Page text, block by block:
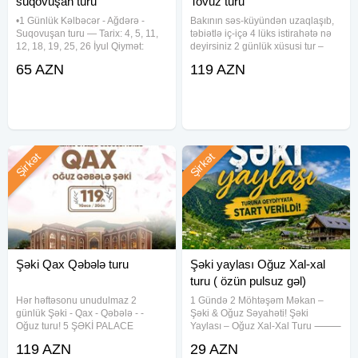
* Şəki şirniyyat evləri
Qax – İlisu
* Ramrama şəlaləsi (offroad: +7 AZN)
Zaqatala
* Şəhər gəzintisi
* Alban kilsəsi (XIX əsr)
* Qala düzü
Mingəçevir
* Kür çayında gəmi gəzintisi (əlavə: 5 AZN)
Toplanış yeri:
Gənclik metrosu çıxışı
•1 Günlük Kəlbəcər - Ağdərə -
Suqovuşan turu — Tarix: 4, 5, 11,
12, 18, 19, 25, 26 İyul Qiymət:
paket: 70 azn — Qiymətə daxildir:
65 AZN
Bakının səs-küyündən uzaqlaşıb,
təbiətlə iç-içə 4 lüks istirahətə nə
deyirsiniz 2 günlük xüsusi tur –
gözləyir! Seçim sizin, xidməti bizə
119 AZN
Şəki Qax Qəbələ turu
Hər həftəsonu unudulmaz 2
günlük Şəki - Qax - Qəbələ - -
Oğuz turu! 5 ŞƏKİ PALACE
gözləyir! Seçimi siz edin, xidməti
Şirkət
119 AZN
Şəki yaylası Oğuz Xal-xal
turu ( özün pulsuz gəl)
1 Gündə 2 Möhtəşəm Məkan –
Şəki & Oğuz Səyahəti! Şəki
Yaylası – Oğuz Xal-Xal Turu ⸻
Ekonom paket — 29 AZN *
Şirkət
29 AZN